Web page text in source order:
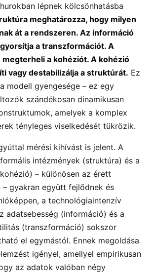
lépnek kölcsönhatásba
meghatározza, hogy milyen
át a rendszeren. Az információ
a transzformációt. A
a kohéziót. A kohézió
vagy destabilizálja a struktúrát. Ez
modell gyengesége – ez egy
szándékosan dinamikusan
amelyek a komplex
tényleges viselkedését tükrözik.
mérési kihívást is jelent. A
intézmények (struktúra) és a
– különösen az érett
– gyakran együtt fejlődnek és
a technológiaintenzív
adatsebesség (információ) és a
(transzformáció) sokszor
el egymástól. Ennek megoldása
igényel, amellyel empirikusan
az adatok valóban négy